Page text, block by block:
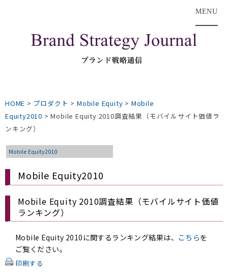
MENU
HOME > プロダクト >Mobile Equity > Mobile
Equity2010 >Mobile Equity 2010調査結果（モバイルサイト価値ラ
ンキング）
Mobile Equity2010
Mobile Equity2010
Mobile Equity 2010調査結果（モバイルサイト価値
ランキング）
Mobile Equity 2010に関するランキング結果は、 こちらを
ご覧ください。
印刷する